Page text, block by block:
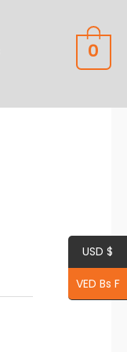
0
USD $
VED Bs F